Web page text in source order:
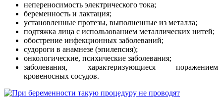
непереносимость электрического тока;
беременность и лактация;
установленные протезы, выполненные из металла;
подтяжка лица с использованием металлических нитей;
обострение инфекционных заболеваний;
судороги в анамнезе (эпилепсия);
онкологические, психические заболевания;
заболевания, характеризующиеся поражением
кровеносных сосудов.